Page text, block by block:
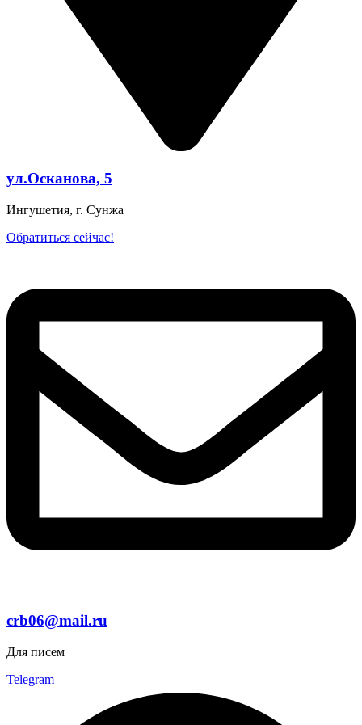
ул.Осканова, 5
Ингушетия, г. Сунжа
Обратиться сейчас!
crb06@mail.ru
Для писем
Telegram